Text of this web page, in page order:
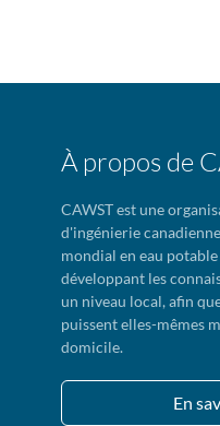
À propos de
CAWST est une
d'ingénierie
mondial en eau
développant les
un niveau local, afin
puissent elles-mêmes
domicile.
En